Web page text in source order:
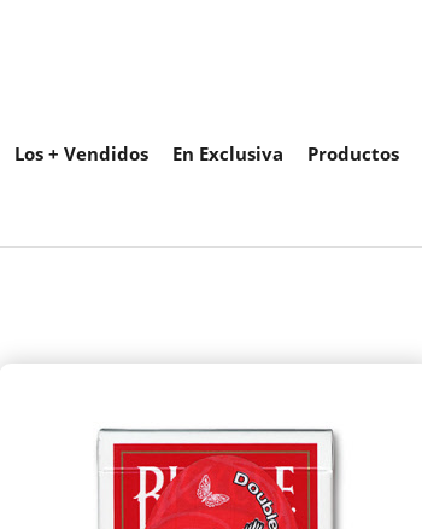
Los + Vendidos En Exclusiva Productos